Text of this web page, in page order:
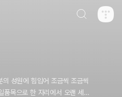
성원에 힘입어 조금씩 조금씩
품목으로 한 자리에서 오랜 세월